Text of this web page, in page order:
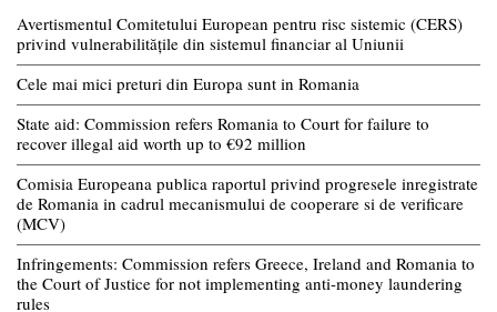
Avertismentul Comitetului European pentru risc sistemic (CERS)
privind vulnerabilitățile din sistemul financiar al Uniunii
Cele mai mici preturi din Europa sunt in Romania
State aid: Commission refers Romania to Court for failure to
recover illegal aid worth up to €92 million
Comisia Europeana publica raportul privind progresele inregistrate
de Romania in cadrul mecanismului de cooperare si de verificare
(MCV)
Infringements: Commission refers Greece, Ireland and Romania to
the Court of Justice for not implementing anti-money laundering
rules